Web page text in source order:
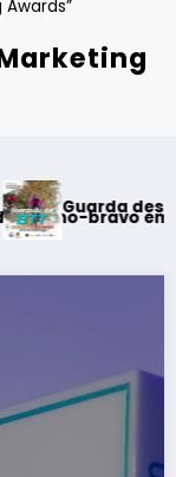
Awards”
em área
desafia